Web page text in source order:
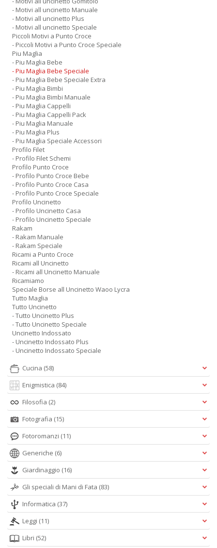
- Motivi all uncinetto Manuale
- Motivi all uncinetto Plus
- Motivi all uncinetto Speciale
Piccoli Motivi a Punto Croce
- Piccoli Motivi a Punto Croce Speciale
Piu Maglia
- Piu Maglia Bebe
- Piu Maglia Bebe Speciale
- Piu Maglia Bebe Speciale Extra
- Piu Maglia Bimbi
- Piu Maglia Bimbi Manuale
- Piu Maglia Cappelli
- Piu Maglia Cappelli Pack
- Piu Maglia Manuale
- Piu Maglia Plus
- Piu Maglia Speciale Accessori
Profilo Filet
- Profilo Filet Schemi
Profilo Punto Croce
- Profilo Punto Croce Bebe
- Profilo Punto Croce Casa
- Profilo Punto Croce Speciale
Profilo Uncinetto
- Profilo Uncinetto Casa
- Profilo Uncinetto Speciale
Rakam
- Rakam Manuale
- Rakam Speciale
Ricami a Punto Croce
Ricami all Uncinetto
- Ricami all Uncinetto Manuale
Ricamiamo
Speciale Borse all Uncinetto Waoo Lycra
Tutto Maglia
Tutto Uncinetto
- Tutto Uncinetto Plus
- Tutto Uncinetto Speciale
Uncinetto Indossato
- Uncinetto Indossato Plus
- Uncinetto Indossato Speciale
Cucina (58)
Enigmistica (84)
Filosofia (2)
Fotografia (15)
Fotoromanzi (11)
Generiche (6)
Giardinaggio (16)
Gli speciali di Mani di Fata (83)
Informatica (37)
Leggi (11)
Libri (52)